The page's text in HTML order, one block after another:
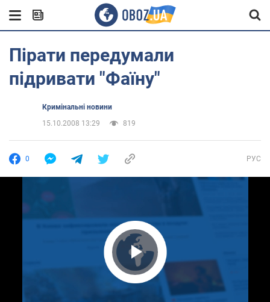
Пірати передумали
підривати "Фаїну"
Кримінальні новини
15.10.2008 13:29
819
0 РУС
Play Video